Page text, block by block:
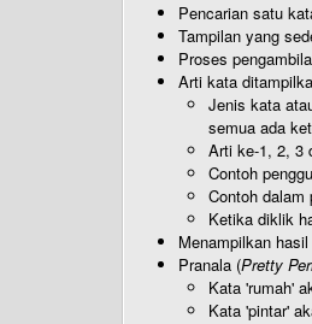
Pencarian satu
Tampilan yang
Proses
Arti kata
Jenis kata
semua ada
Arti ke-1, 2, 3
Contoh
Contoh dalam
Ketika diklik
Menampilkan
Pranala (Pretty
Kata 'rumah'
Kata 'pintar'